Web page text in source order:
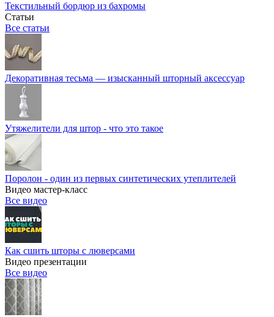
Текстильный бордюр из бахромы
Статьи
Все статьи
Декоративная тесьма — изысканный шторный аксессуар
Утяжелители для штор - что это такое
Поролон - один из первых синтетических утеплителей
Видео мастер-класс
Все видео
Как сшить шторы с люверсами
Видео презентации
Все видео